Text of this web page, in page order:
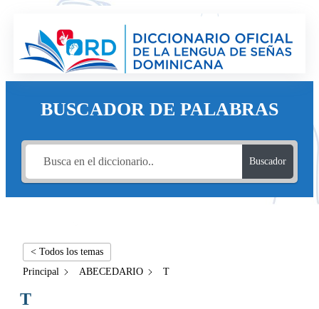
BUSCADOR DE PALABRAS
Buscador
< Todos los temas
Principal
ABECEDARIO T
T